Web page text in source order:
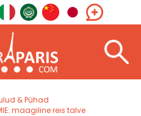
& Pühad
maagiline reis talve